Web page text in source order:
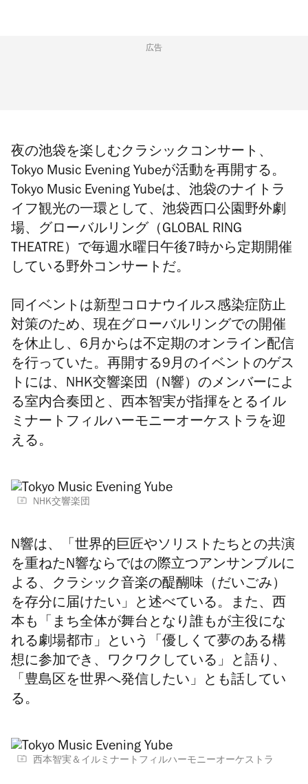
広告
夜の池袋を楽しむクラシックコンサート、
Tokyo Music Evening Yubeが活動を再開する。
Tokyo Music Evening Yubeは、池袋のナイトラ
イフ観光の⼀環として、池袋⻄⼝公園野外劇
場、 グローバルリング（GLOBAL RING
THEATRE）で毎週⽔曜⽇午後7時から定期開催
している野外コンサートだ。
同イベントは新型コロナウイルス感染症防止
対策のため、現在グローバルリングでの開催
を休止し、6月からは不定期のオンライン配信
を行っていた。再開する9月のイベントのゲス
トには、NHK交響楽団（N響）のメンバーによ
る室内合奏団と、⻄本智実が指揮をとるイル
ミナートフィルハーモニーオーケストラを迎
える。
NHK交響楽団
N響は、「世界的巨匠やソリストたちとの共演
を重ねたN響ならではの際⽴つアンサンブルに
よる、クラシック⾳楽の醍醐味（だいごみ）
を存分に届けたい」と述べている。また、西
本も「まち全体が舞台となり誰もが主役にな
れる劇場都市」という「優しくて夢のある構
想に参加でき、ワクワクしている」と語り、
「豊島区を世界へ発信したい」とも話してい
る。
⻄本智実＆イルミナートフィルハーモニーオーケストラ